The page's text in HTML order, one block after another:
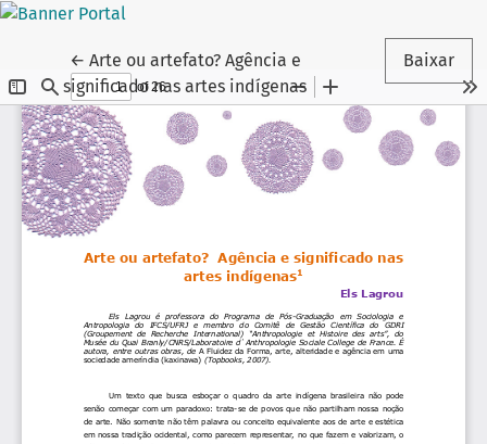
← Voltar aos Detalhes do Artigo
Arte ou artefato? Agência e
significado nas artes indígenas
Baixar